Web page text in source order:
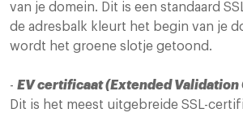
van je domein. Dit is een standaard
de adresbalk kleurt het begin van je
wordt het groene slotje getoond.
- EV certificaat (Extended
Dit is het meest uitgebreide SSL-